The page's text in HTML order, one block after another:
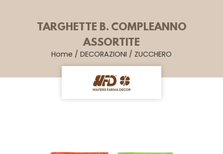
TARGHETTE B. COMPLEANNO
ASSORTITE
Home / DECORAZIONI / ZUCCHERO